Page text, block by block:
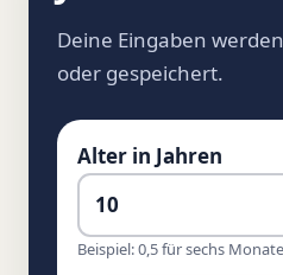
Deine Eingaben
oder gespeichert.
Alter in Jahren
Beispiel: 0,5 für sechs Monate